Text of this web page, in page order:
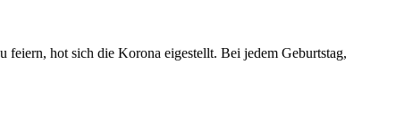
hot sich die Korona eigestellt. Bei jedem Geburtstag,